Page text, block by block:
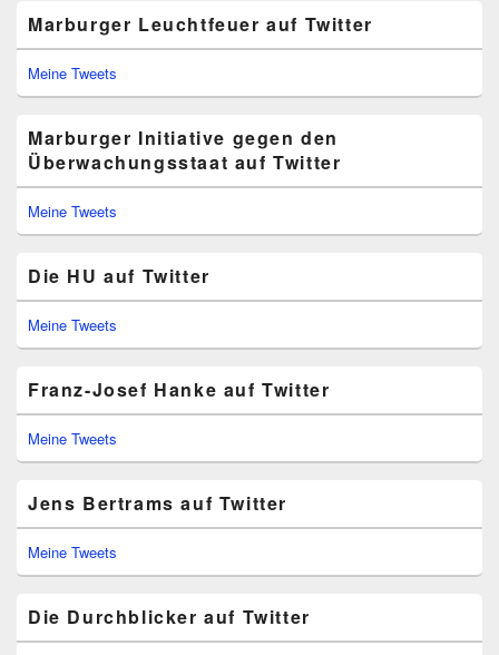
Marburger Leuchtfeuer auf Twitter
Meine Tweets
Marburger Initiative gegen den
Überwachungsstaat auf Twitter
Meine Tweets
Die HU auf Twitter
Meine Tweets
Franz-Josef Hanke auf Twitter
Meine Tweets
Jens Bertrams auf Twitter
Meine Tweets
Die Durchblicker auf Twitter